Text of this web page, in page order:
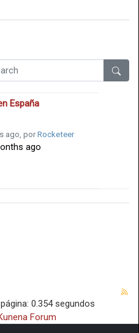
España
ago, porRocketeer
ago
0.354 segundos
Forum